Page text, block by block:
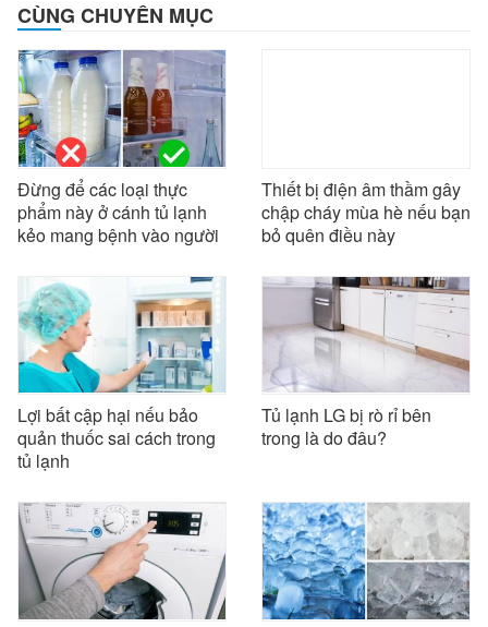
CÙNG CHUYÊN MỤC
Đừng để các loại thực
phẩm này ở cánh tủ lạnh
kẻo mang bệnh vào người
Thiết bị điện âm thầm gây
chập cháy mùa hè nếu bạn
bỏ quên điều này
Lợi bất cập hại nếu bảo
quản thuốc sai cách trong
tủ lạnh
Tủ lạnh LG bị rò rỉ bên
trong là do đâu?